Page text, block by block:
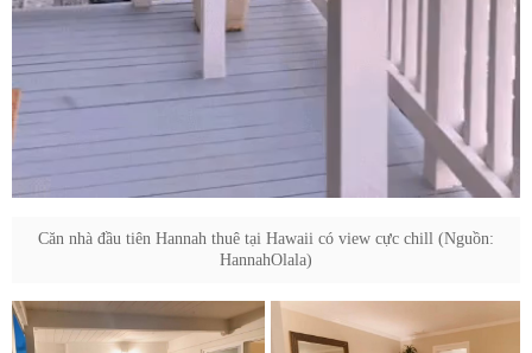
Căn nhà đầu tiên Hannah thuê tại Hawaii có view cực chill (Nguồn:
HannahOlala)